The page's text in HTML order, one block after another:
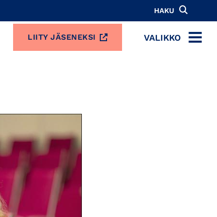
HAKU
LIITY JÄSENEKSI VALIKKO
MENU